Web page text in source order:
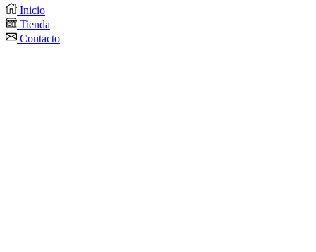
Inicio
Tienda
Contacto